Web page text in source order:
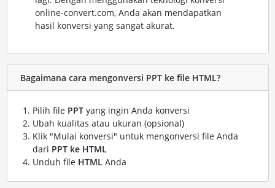
online-convert.com, Anda akan mendapatkan
hasil konversi yang sangat akurat.
Bagaimana cara mengonversi PPT ke file HTML?
Pilih file PPTyang ingin Anda konversi
Ubah kualitas atau ukuran (opsional)
Klik "Mulai konversi" untuk mengonversi file Anda
dari PPT ke HTML
Unduh file HTMLAnda